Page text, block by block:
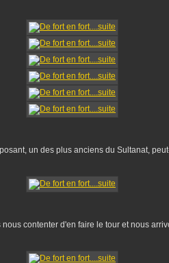
un des plus anciens du Sultanat,
contenter d'en faire le tour et nous